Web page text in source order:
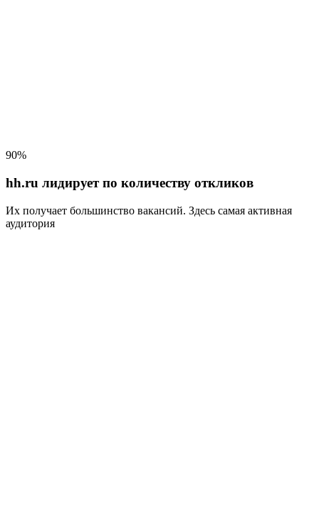
90%
hh.ru лидирует по количеству откликов
Их получает большинство вакансий. Здесь самая активная
аудитория